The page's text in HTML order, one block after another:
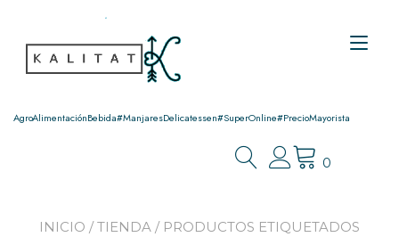
contenido
AgroAlimentaciónBebida#ManjaresDelicatessen#SuperOnline#PrecioMayorista
0
INICIO /TIENDA / PRODUCTOS ETIQUETADOS